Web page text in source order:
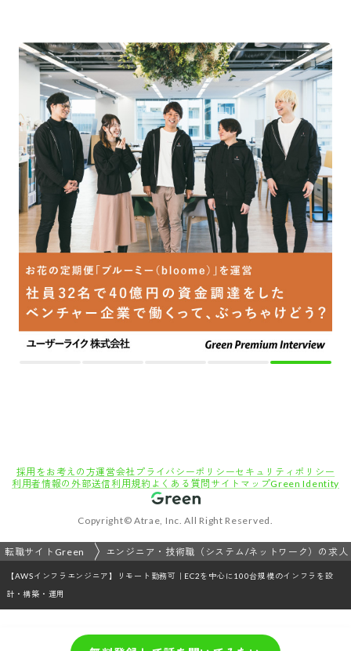
採用をお考えの方運営会社 プライバシーポリシーセキュリティポリシー
利用者情報の外部送信利用規約 よくある質問 サイトマップGreen Identity
Copyright© Atrae, Inc. All Right Reserved.
転職サイトGreen エンジニア・技術職（システム/ネットワーク）の求人
【AWSインフラエンジニア】リモート勤務可｜EC2を中心に100台規模のインフラを設
計・構築・運用